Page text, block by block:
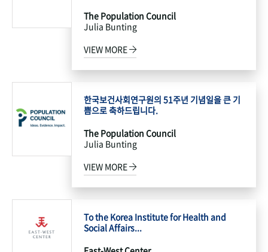
The Population Council
Julia Bunting
VIEW MORE
한국보건사회연구원의 51주년 기념일을 큰 기
쁨으로 축하드립니다.
The Population Council
Julia Bunting
VIEW MORE
To the Korea Institute for Health and
Social Affairs...